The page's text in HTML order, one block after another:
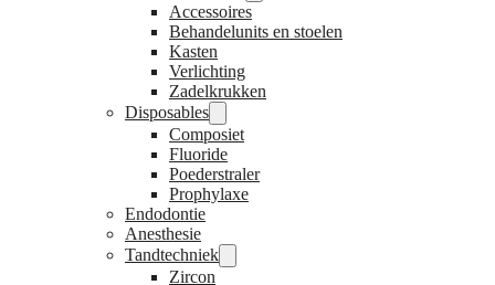
Accessoires
Behandelunits en stoelen
Kasten
Verlichting
Zadelkrukken
Disposables
Composiet
Fluoride
Poederstraler
Prophylaxe
Endodontie
Anesthesie
Tandtechniek
Zircon